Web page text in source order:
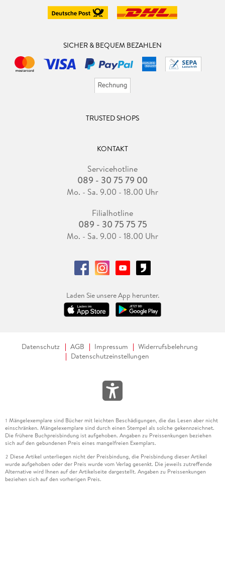
SICHER & BEQUEM BEZAHLEN
TRUSTED SHOPS
KONTAKT
Servicehotline
089 - 30 75 79 00
Mo. - Sa. 9.00 - 18.00 Uhr
Filialhotline
089 - 30 75 75 75
Mo. - Sa. 9.00 - 18.00 Uhr
Laden Sie unsere App herunter.
Datenschutz AGB Impressum
Widerrufsbelehrung
Datenschutzeinstellungen
1 Mängelexemplare sind Bücher mit leichten Beschädigungen, die das Lesen aber nicht
einschränken. Mängelexemplare sind durch einen Stempel als solche gekennzeichnet.
Die frühere Buchpreisbindung ist aufgehoben. Angaben zu Preissenkungen beziehen
sich auf den gebundenen Preis eines mangelfreien Exemplars.
2 Diese Artikel unterliegen nicht der Preisbindung, die Preisbindung dieser Artikel
wurde aufgehoben oder der Preis wurde vom Verlag gesenkt. Die jeweils zutreffende
Alternative wird Ihnen auf der Artikelseite dargestellt. Angaben zu Preissenkungen
beziehen sich auf den vorherigen Preis.